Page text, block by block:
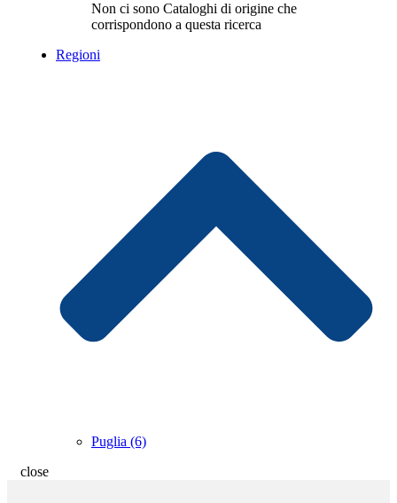
Non ci sono Cataloghi di origine che
corrispondono a questa ricerca
Regioni
Puglia (6)
close